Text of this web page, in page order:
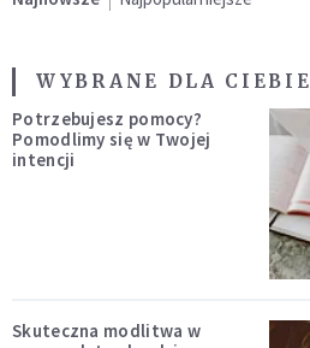
WYBRANE DLA CIEBIE
Potrzebujesz pomocy?
Pomodlimy się w Twojej
intencji
Skuteczna modlitwa w